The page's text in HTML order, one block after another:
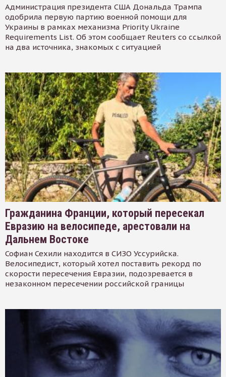
Администрация президента США Дональда Трампа
одобрила первую партию военной помощи для
Украины в рамках механизма Priority Ukraine
Requirements List. Об этом сообщает Reuters со ссылкой
на два источника, знакомых с ситуацией
Гражданина Франции, который пересекал
Евразию на велосипеде, арестовали на
Дальнем Востоке
Софиан Сехили находится в СИЗО Уссурийска.
Велосипедист, который хотел поставить рекорд по
скорости пересечения Евразии, подозревается в
незаконном пересечении российской границы